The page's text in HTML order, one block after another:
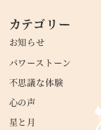
カテゴリー
お知らせ
パワーストーン
不思議な体験
心の声
星と月